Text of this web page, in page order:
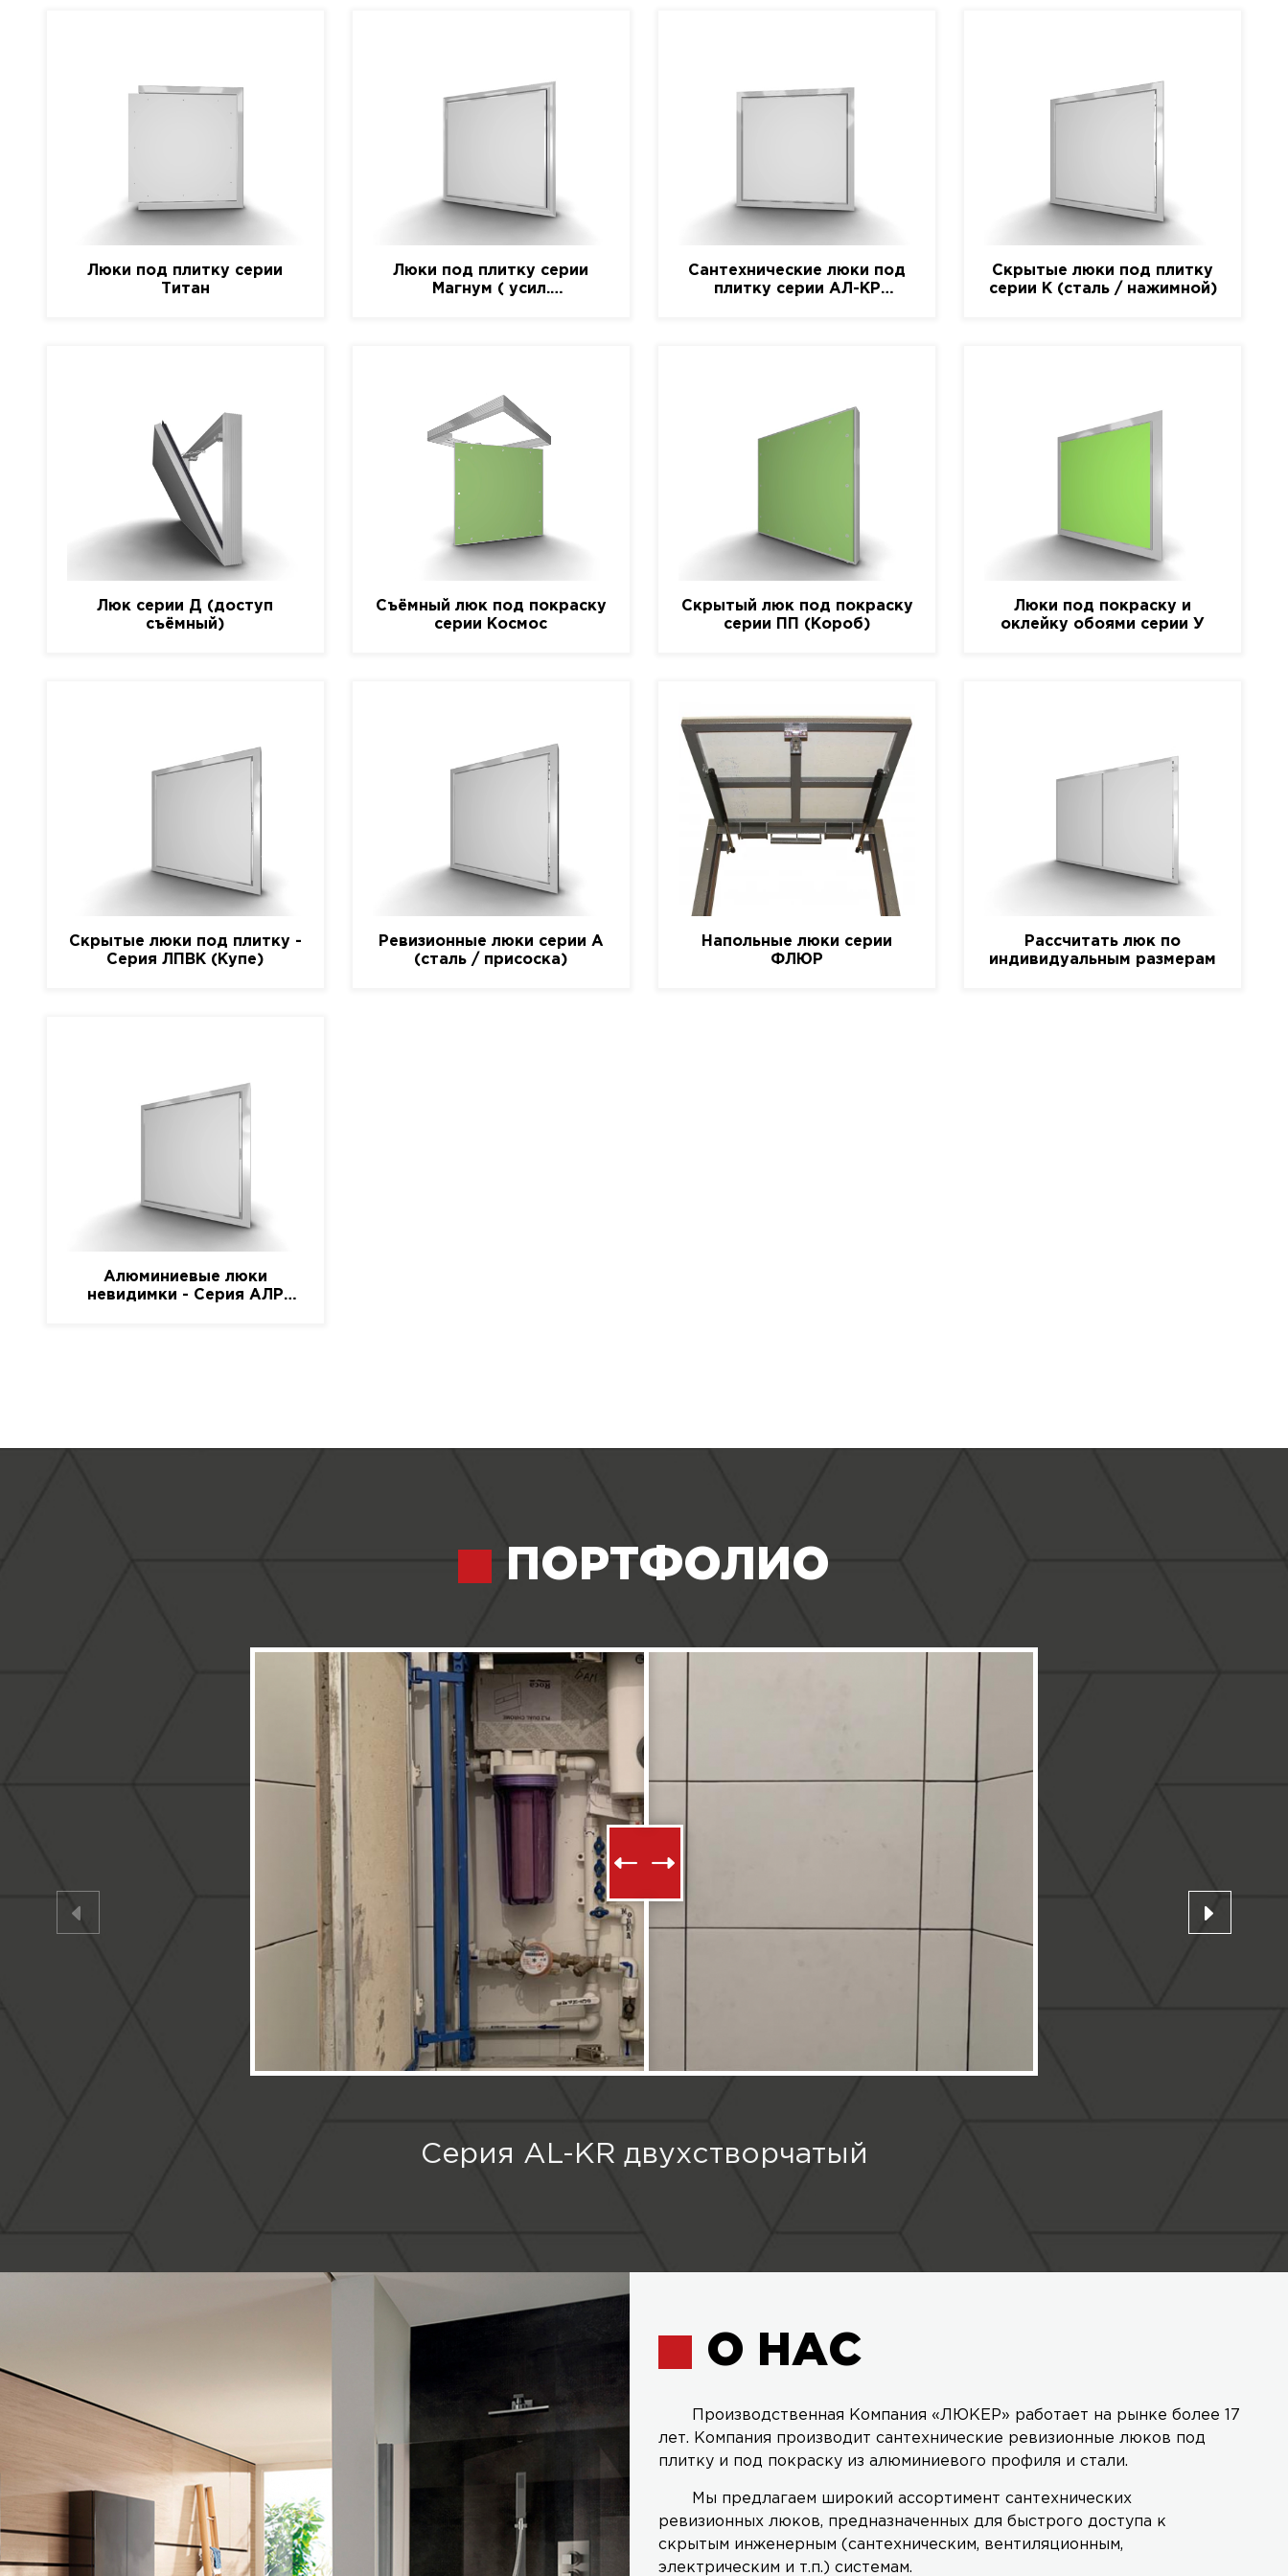
Люки под плитку серии
Титан
Люки под плитку серии
Магнум ( усил.
Сантехнические люки под
плитку серии АЛ-КР
Скрытые люки под плитку
серии K (сталь / нажимной)
Люк серии Д (доступ
съёмный)
Съёмный люк под покраску
серии Космос
Скрытый люк под покраску
серии ПП (Короб)
Люки под покраску и
оклейку обоями серии У
Скрытые люки под плитку -
Серия ЛПВК (Купе)
Ревизионные люки серии A
(сталь / присоска)
Напольные люки серии
ФЛЮР
Рассчитать люк по
индивидуальным размерам
Алюминиевые люки
невидимки - Серия АЛР
ПОРТФОЛИО
Серия AL-KR двухстворчатый
О НАС
Производственная Компания «ЛЮКЕР» работает на рынке более 17
лет. Компания производит сантехнические ревизионные люков под
плитку и под покраску из алюминиевого профиля и стали.
Мы предлагаем широкий ассортимент сантехнических
ревизионных люков, предназначенных для быстрого доступа к
скрытым инженерным (сантехническим, вентиляционным,
электрическим и т.п.) системам.